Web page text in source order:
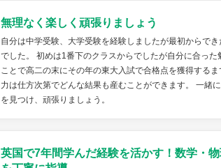
無理なく楽しく頑張りましょう
自分は中学受験、大学受験を経験しましたが最初からで
でした。 初めは1番下のクラスからでしたが自分に合った
ことで高二の末にその年の東大入試で合格点を獲得する
力は仕方次第でどんな結果も産むことができます。 一緒
を見つけ、頑張りましょう。
英国で7年間学んだ経験を活かす！数学・